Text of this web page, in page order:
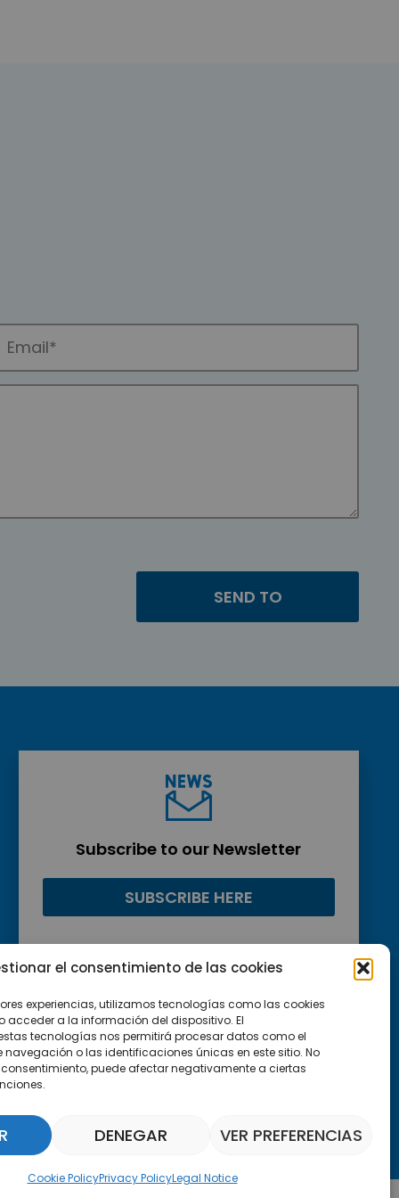
el consentimiento de las cookies
experiencias, utilizamos tecnologías como las cookies
a la información del dispositivo. El
tecnologías nos permitirá procesar datos como el
o las identificaciones únicas en este sitio. No
consentimiento, puede afectar negativamente a ciertas
DENEGAR VER PREFERENCIAS
Cookie PolicyPrivacy PolicyLegal Notice
Subscribe to our Newsletter
SUBSCRIBE HERE